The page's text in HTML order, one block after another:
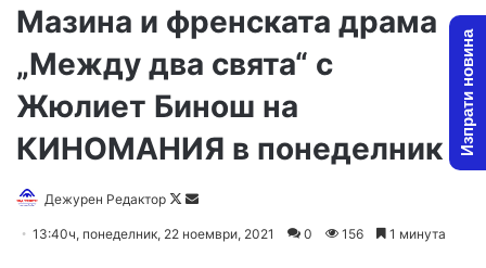
Мазина и френската драма
„Между два свята“ с
Жюлиет Бинош на
КИНОМАНИЯ в понеделник
Дежурен Редактор
F
13:40ч, понеделник, 22 ноември, 2021 0 156 1 минута
Изпрати новина